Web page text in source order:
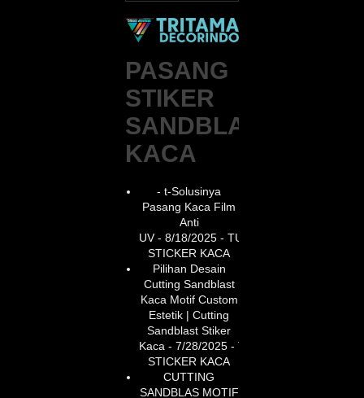
PASANG
STIKER
SANDBLAST
KACA
- t-Solusinya
Pasang Kaca Film
Anti
UV- 8/18/2025 - TUKANG
STICKER KACA
Pilihan Desain
Cutting Sandblast
Kaca Motif Custom
Estetik | Cutting
Sandblast Stiker
Kaca - 7/28/2025 - TUKANG
STICKER KACA
CUTTING
SANDBLAS MOTIF